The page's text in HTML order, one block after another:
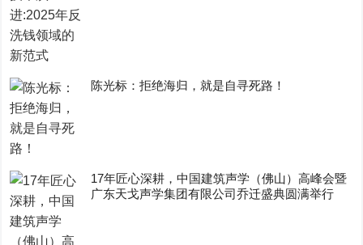
陈光标：拒绝海归，就是自寻死路！
17年匠心深耕，中国建筑声学（佛山）高峰会暨
广东天戈声学集团有限公司乔迁盛典圆满举行